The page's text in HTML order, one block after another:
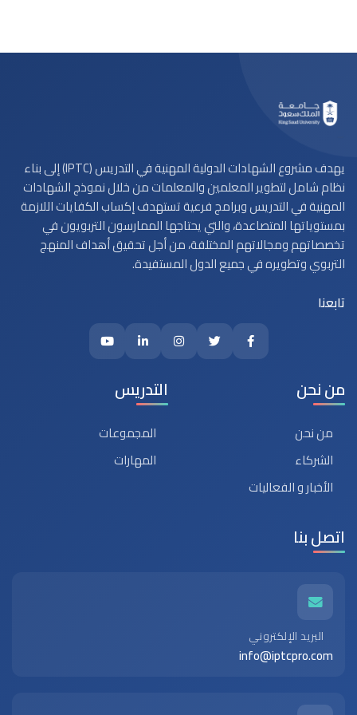
يهدف مشروع الشهادات الدولية المهنية في التدريس (IPTC) إلى بناء
نظام شامل لتطوير المعلمين والمعلمات من خلال نموذج الشهادات
المهنية في التدريس وبرامج فرعية تستهدف إكساب الكفايات اللازمة
بمستوياتها المتصاعدة، والتي يحتاجها الممارسون التربويون في
تخصصاتهم ومجالاتهم المختلفة، من أجل تحقيق أهداف المنهج
التربوي وتطويره في جميع الدول المستفيدة.
تابعنا
من نحن
من نحن
الشركاء
الأخبار و الفعاليات
التدريس
المجموعات
المهارات
اتصل بنا
البريد الإلكتروني
info@iptcpro.com